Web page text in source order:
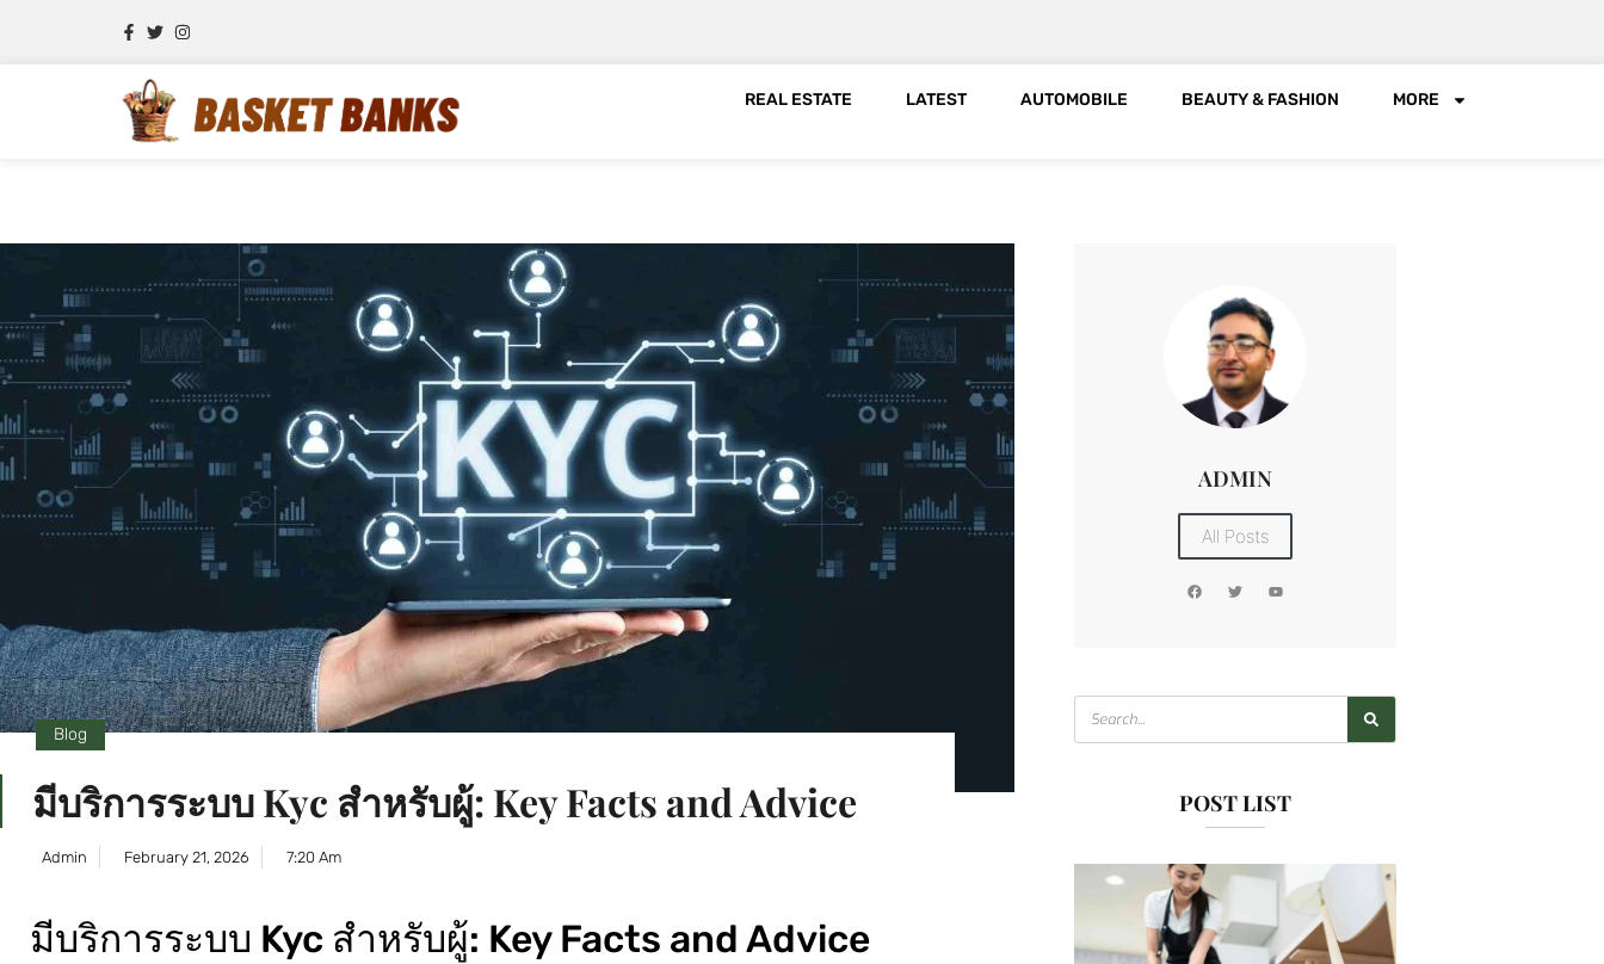
REAL ESTATE LATEST AUTOMOBILE BEAUTY & FASHION MORE
Blog
มีบริการระบบ Kyc สำหรับผู้: Key Facts and Advice
Admin February 21, 2026 7:20 Am
มีบริการระบบ Kyc สำหรับผู้: Key Facts and Advice
ADMIN
All Posts
POST LIST